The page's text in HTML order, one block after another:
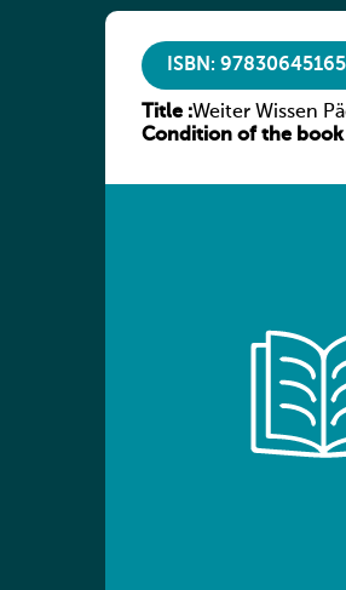
ISBN:
Title :Weiter Wissen
Psychologie
Condition of the book